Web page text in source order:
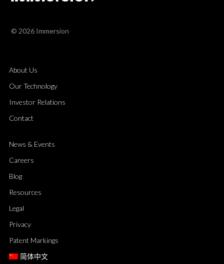
© 2026 Immersion
About Us
Our Technology
Investor Relations
Contact
News & Events
Careers
Blog
Resources
Legal
Privacy
Patent Markings
简体中文